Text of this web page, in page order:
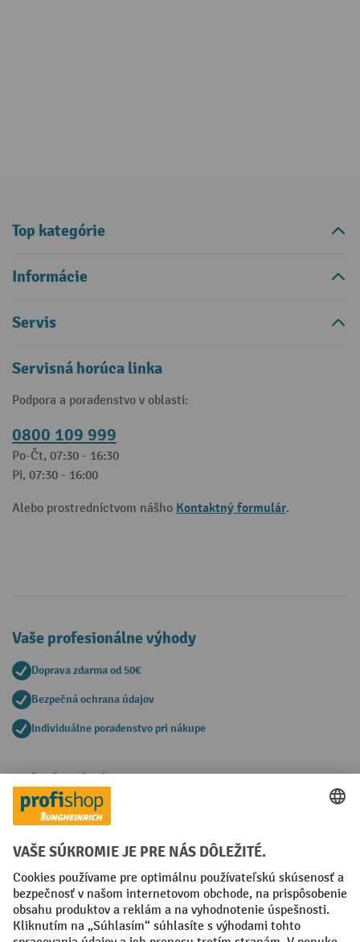
Top kategórie
Informácie
Servis
Servisná horúca linka
Podpora a poradenstvo v oblasti:
0800 109 999
Po-Čt, 07:30 - 16:30
Pi, 07:30 - 16:00
Alebo prostredníctvom nášho Kontaktný formulár.
Vaše profesionálne výhody
Doprava zdarma od 50€
Bezpečná ochrana údajov
Individuálne poradenstvo pri nákupe
Spôsoby platby
Creditcard (Master)Creditcard (Visa)
Faktúra Predplatba
Sociálne siete